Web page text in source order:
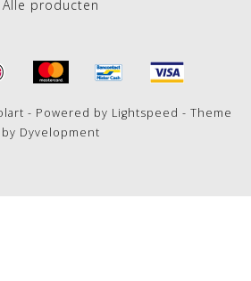
Alle producten
- Powered by Lightspeed - Theme
by Dyvelopment